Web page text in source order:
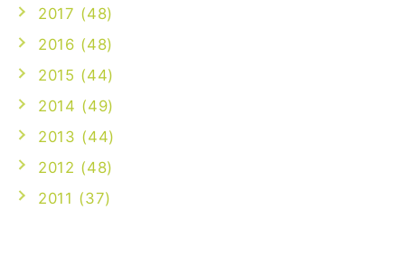
2017 (48)
2016 (48)
2015 (44)
2014 (49)
2013 (44)
2012 (48)
2011 (37)